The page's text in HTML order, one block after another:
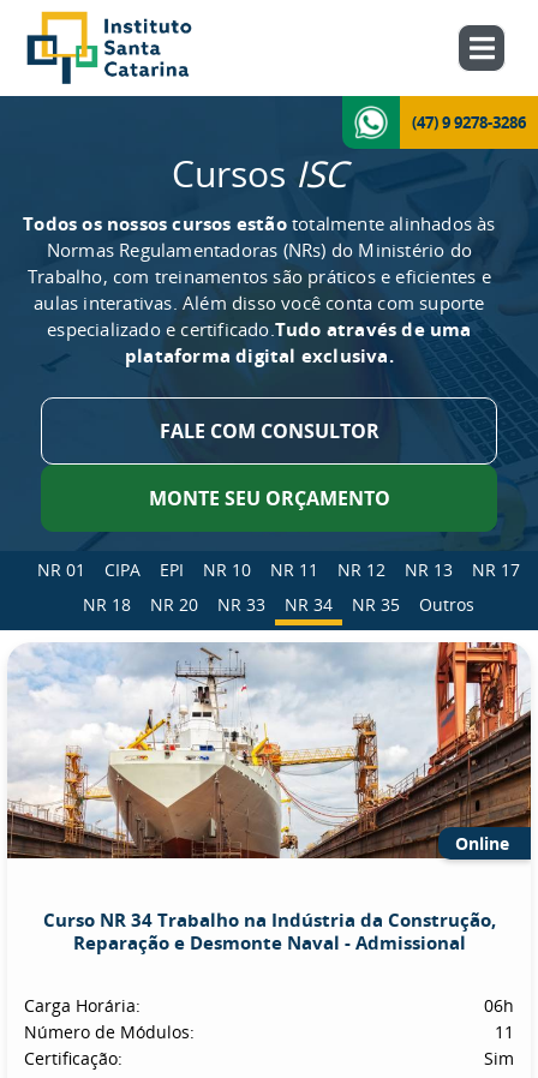
(47) 9 9278-3286
Cursos ISC
Todos os nossos cursos estãototalmente alinhados às
Normas Regulamentadoras (NRs) do Ministério do
Trabalho, com treinamentos são práticos e eficientes e
aulas interativas. Além disso você conta com suporte
especializado e certificado.Tudo através de uma
plataforma digital exclusiva.
FALE COM CONSULTOR
MONTE SEU ORÇAMENTO
NR 01 CIPA EPI NR 10 NR 11 NR 12 NR 13
NR 17
NR 18
NR 20 NR 33 NR 34 NR 35 Outros
Online
Curso NR 34 Trabalho na Indústria da Construção,
Reparação e Desmonte Naval - Admissional
Carga Horária:
06h
Número de Módulos:
11
Certificação:
Sim